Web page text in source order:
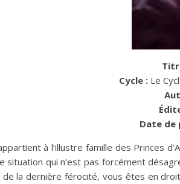
Cycle : Le
Date de
à l’illustre famille des Princes
situation qui n’est pas forcément
la dernière férocité, vous êtes en